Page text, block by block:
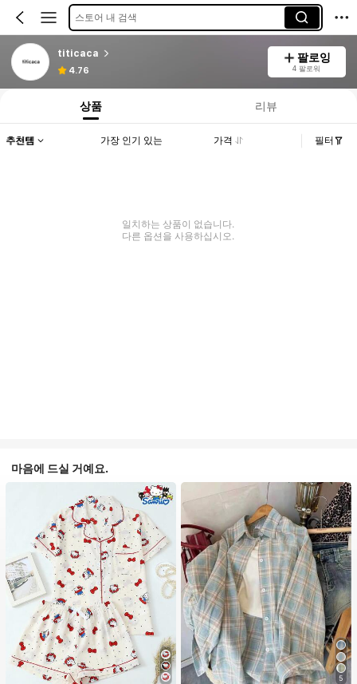
스토어 내 검색
titicaca
4.76
팔로잉
4 팔로워
상품 리뷰
추천템 가장 인기 있는 가격 필터
일치하는 상품이 없습니다.
다른 옵션을 사용하십시오.
마음에 드실 거예요.
5